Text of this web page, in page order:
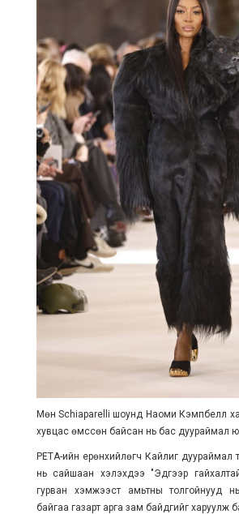
Мөн Schiaparelli шоунд Наоми Кэмпбелл
хувцас өмссөн байсан нь бас дуураймал
PETA-ийн ерөнхийлөгч Кайлиг дуураймал
нь сайшаан хэлэхдээ "Эдгээр
гурван хэмжээст амьтны толгойнууд
байгаа газарт арга зам байдгийг харуулж